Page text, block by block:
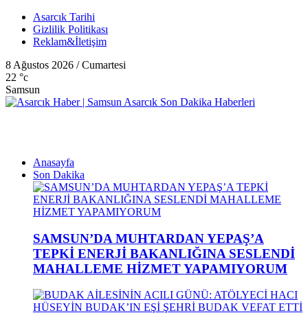
Asarcık Tarihi
Gizlilik Politikası
Reklam&İletişim
8 Ağustos 2026 / Cumartesi
22 °c
Samsun
Anasayfa
Son Dakika
SAMSUN’DA MUHTARDAN YEPAŞ’A
TEPKİ ENERJİ BAKANLIĞINA SESLENDİ
MAHALLEME HİZMET YAPAMIYORUM